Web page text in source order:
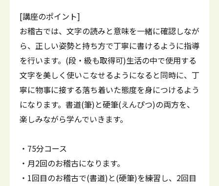
[講座のポイント]
お稽古では、文字の読みと意味を一緒に確認しなが
ら、正しい姿勢と持ち方で丁寧に書けるように指導
を行います。(段・級も取得可)生活の中で使用する
文字を美しく使いこなせるようになると同時に、丁
寧に物事に接する落ち着いた態度を身につけるよう
になります。書道(筆)と硬筆(えんぴつ)の両方を、
楽しみながら学んでいきます。
・75分コース
・月2回のお稽古になります。
・1回目のお稽古で(書道)と(硬筆)を練習し、2回目